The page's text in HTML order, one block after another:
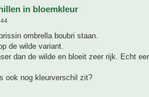
in bloemkleur
ombrella boubri staan.
de wilde variant.
dan de wilde en bloeit zeer rijk. Echt
ook nog kleurverschil zit?